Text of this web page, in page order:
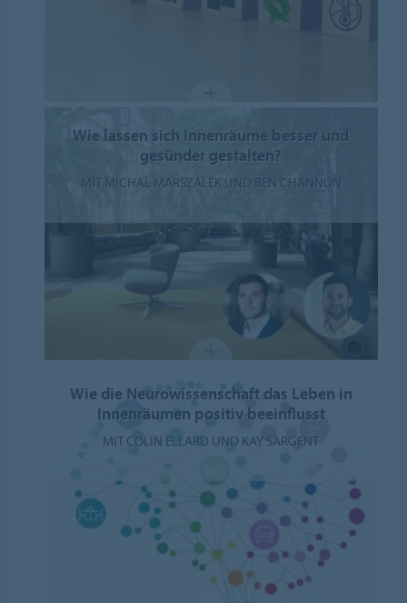
Wie lassen sich Innenräume besser und
gesünder gestalten?
MIT MICHAL MARSZALEK UND BEN CHANNON
Wie die Neurowissenschaft das Leben in
Innenräumen positiv beeinflusst
MIT COLIN ELLARD UND KAY SARGENT